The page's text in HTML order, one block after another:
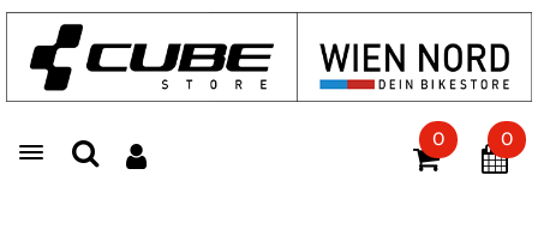
Toggle navigation
0 0